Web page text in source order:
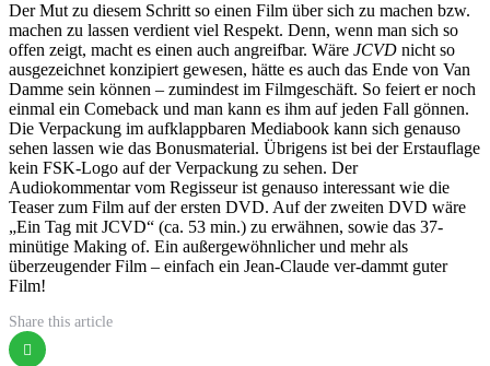
Der Mut zu diesem Schritt so einen Film über sich zu machen bzw.
machen zu lassen verdient viel Respekt. Denn, wenn man sich so
offen zeigt, macht es einen auch angreifbar. Wäre JCVD nicht so
ausgezeichnet konzipiert gewesen, hätte es auch das Ende von Van
Damme sein können – zumindest im Filmgeschäft. So feiert er noch
einmal ein Comeback und man kann es ihm auf jeden Fall gönnen.
Die Verpackung im aufklappbaren Mediabook kann sich genauso
sehen lassen wie das Bonusmaterial. Übrigens ist bei der Erstauflage
kein FSK-Logo auf der Verpackung zu sehen. Der
Audiokommentar vom Regisseur ist genauso interessant wie die
Teaser zum Film auf der ersten DVD. Auf der zweiten DVD wäre
„Ein Tag mit JCVD“ (ca. 53 min.) zu erwähnen, sowie das 37-
minütige Making of. Ein außergewöhnlicher und mehr als
überzeugender Film – einfach ein Jean-Claude ver-dammt guter
Film!
Share this article